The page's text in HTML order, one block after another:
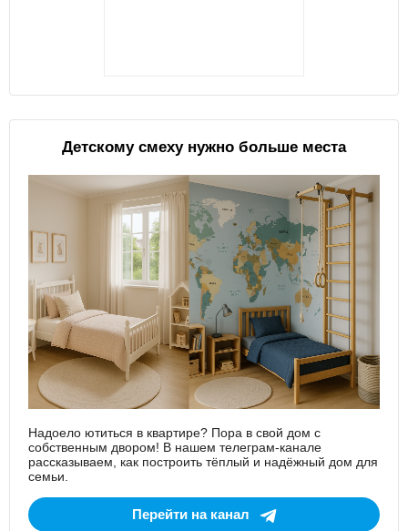
Детскому смеху нужно больше места
Надоело ютиться в квартире? Пора в свой дом с
собственным двором! В нашем телеграм-канале
рассказываем, как построить тёплый и надёжный дом для
семьи.
Перейти на канал